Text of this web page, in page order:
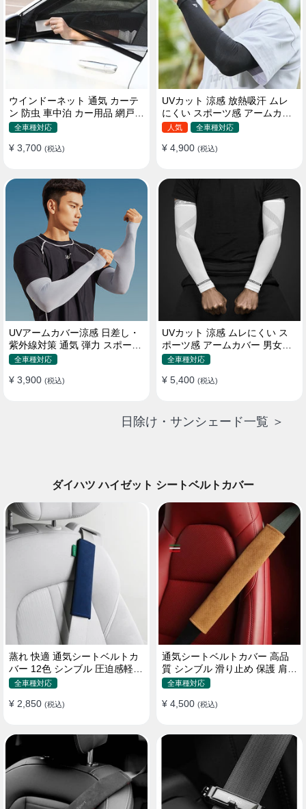
ウインドーネット 通気 カーテ
ン 防虫 車中泊 カー用品 網戸
取付簡単
全車種対応
¥ 3,700 (税込)
UVカット 涼感 放熱吸汗 ムレ
にくい スポーツ感 アームカバ
ー 男女汎用
人気 全車種対応
¥ 4,900 (税込)
UVアームカバー涼感 日差し・
紫外線対策 通気 弾力 スポーツ
感 メンズ
全車種対応
¥ 3,900 (税込)
UVカット 涼感 ムレにくい ス
ポーツ感 アームカバー 男女汎
用 xs-xxl
全車種対応
¥ 5,400 (税込)
日除け・サンシェード一覧 ＞
ダイハツ ハイゼット シートベルトカバー
蒸れ 快適 通気シートベルトカ
バー 12色 シンブル 圧迫感軽減
保護 肩当てパッド
全車種対応
¥ 2,850 (税込)
通気シートベルトカバー 高品
質 シンブル 滑り止め 保護 肩当
てパッド 圧迫感軽減
全車種対応
¥ 4,500 (税込)